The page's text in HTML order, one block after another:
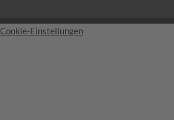
Cookie-Einstellungen